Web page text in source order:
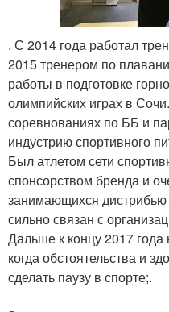
. С 2014 года работал
2015 тренером по
работы в подготовке
олимпийских играх в
соревнованиях по ББ и
индустрию спортивного
Был атлетом сети
спонсорством бренда и
занимающихся
сильно связан с
Дальше к концу 2017
когда обстоятельства и
сделать паузу в спорте;.